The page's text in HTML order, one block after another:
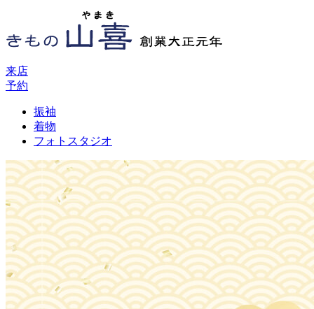
来店
予約
振袖
着物
フォトスタジオ